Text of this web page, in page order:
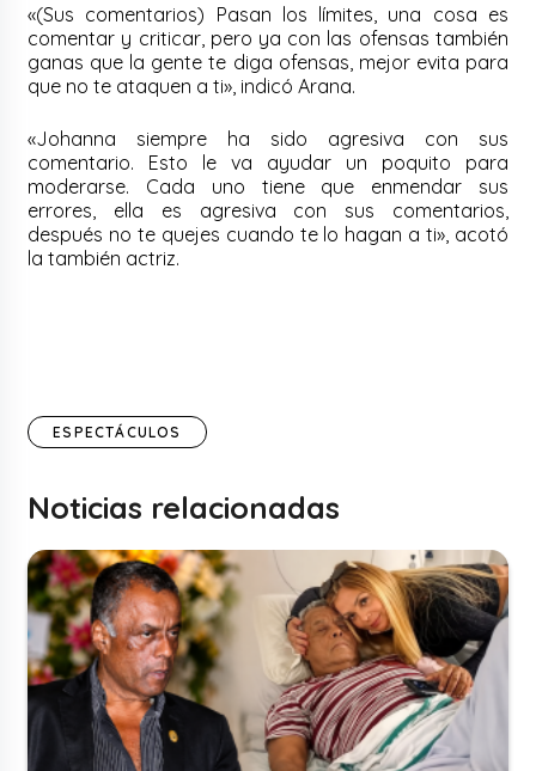
«(Sus comentarios) Pasan los límites, una cosa es
comentar y criticar, pero ya con las ofensas también
ganas que la gente te diga ofensas, mejor evita para
que no te ataquen a ti», indicó Arana.
«Johanna siempre ha sido agresiva con sus
comentario. Esto le va ayudar un poquito para
moderarse. Cada uno tiene que enmendar sus
errores, ella es agresiva con sus comentarios,
después no te quejes cuando te lo hagan a ti», acotó
la también actriz.
ESPECTÁCULOS
Noticias relacionadas